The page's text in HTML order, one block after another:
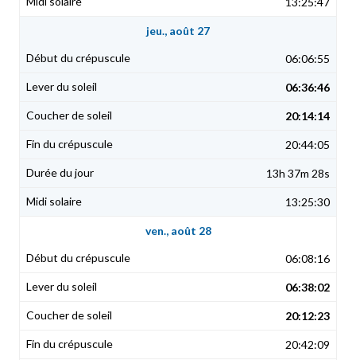
jeu., août 27
06:06:55
06:36:46
20:14:14
20:44:05
13h 37m 28s
13:25:30
ven., août 28
06:08:16
06:38:02
20:12:23
20:42:09